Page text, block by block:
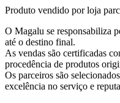
Produto vendido por loja
O Magalu se responsabiliza
até o destino final.
As vendas são certificadas
procedência de produtos
Os parceiros são
excelência no serviço e